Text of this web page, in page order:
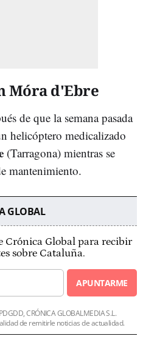
Móra d'Ebre
de que la semana pasada
helicóptero medicalizado
(Tarragona) mientras se
mantenimiento.
GLOBAL
Crónica Global para recibir
sobre Cataluña.
APUNTARME
CRÓNICA GLOBALMEDIA S.L.
de remitirle noticias de actualidad.